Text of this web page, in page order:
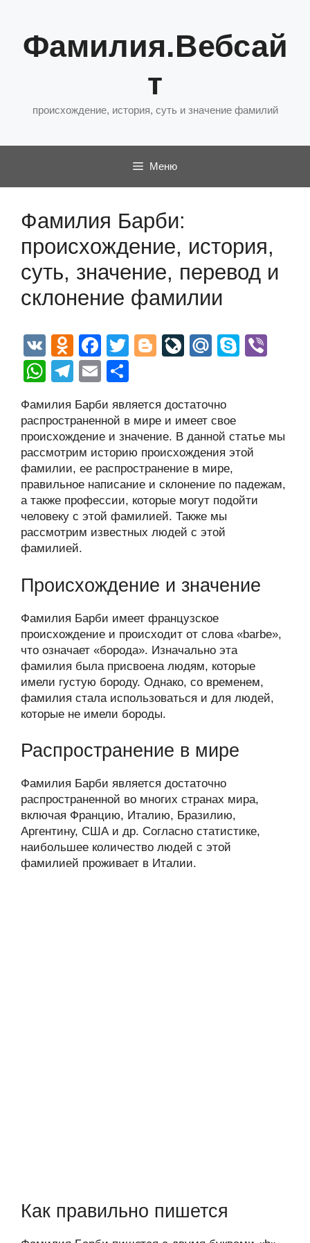
содержимому
Фамилия.Вебсай
т
происхождение, история, суть и значение фамилий
Меню
Фамилия Барби:
происхождение, история,
суть, значение, перевод и
склонение фамилии
V
K
O
d
n
o
kl
a
ss
ni
ki
F
a
c
e
b
o
o
k
T
er
Bl
g
er
Li
J
o
ur
n
al
M
u
S
W
at
s
A
p
p
T
e
gr
a
m
E
ail р
а
в
и
ть
Фамилия Барби является достаточно
распространенной в мире и имеет свое
происхождение и значение. В данной статье мы
рассмотрим историю происхождения этой
фамилии, ее распространение в мире,
правильное написание и склонение по падежам,
а также профессии, которые могут подойти
человеку с этой фамилией. Также мы
рассмотрим известных людей с этой
фамилией.
Происхождение и значение
Фамилия Барби имеет французское
происхождение и происходит от слова «barbe»,
что означает «борода». Изначально эта
фамилия была присвоена людям, которые
имели густую бороду. Однако, со временем,
фамилия стала использоваться и для людей,
которые не имели бороды.
Распространение в мире
Фамилия Барби является достаточно
распространенной во многих странах мира,
включая Францию, Италию, Бразилию,
Аргентину, США и др. Согласно статистике,
наибольшее количество людей с этой
фамилией проживает в Италии.
Как правильно пишется